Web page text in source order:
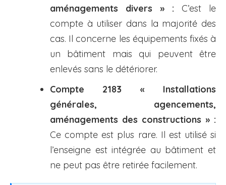
aménagements divers » : C’est le
compte à utiliser dans la majorité des
cas. Il concerne les équipements fixés à
un bâtiment mais qui peuvent être
enlevés sans le détériorer.
Compte 2183 « Installations
générales, agencements,
aménagements des constructions » :
Ce compte est plus rare. Il est utilisé si
l’enseigne est intégrée au bâtiment et
ne peut pas être retirée facilement.